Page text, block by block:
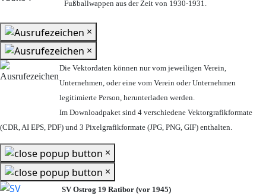
Fußballwappen aus der Zeit von 1930-1931.
×
×
Die Vektordaten können nur vom jeweiligen Verein,
Unternehmen, oder eine vom Verein oder Unternehmen
legitimierte Person, herunterladen werden.
Im Downloadpaket sind 4 verschiedene Vektorgrafikformate
(CDR, AI EPS, PDF) und 3 Pixelgrafikformate (JPG, PNG, GIF) enthalten.
×
×
SV Ostrog 19 Ratibor (vor 1945)